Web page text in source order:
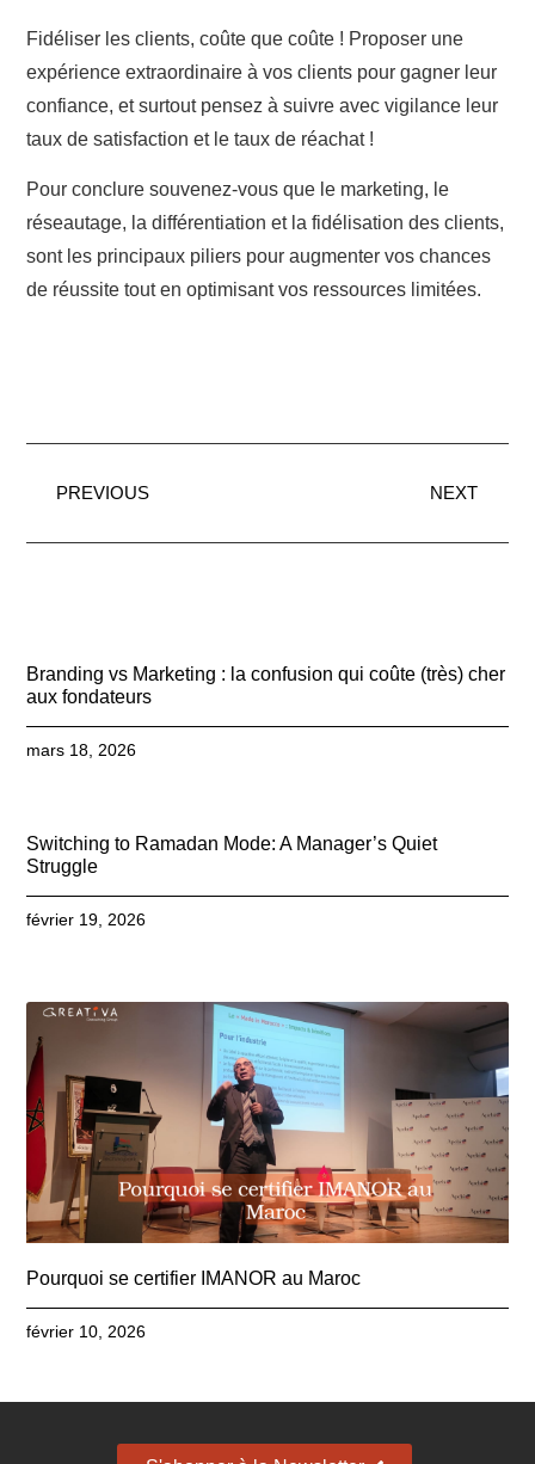
Fidéliser les clients, coûte que coûte ! Proposer une
expérience extraordinaire à vos clients pour gagner leur
confiance, et surtout pensez à suivre avec vigilance leur
taux de satisfaction et le taux de réachat !
Pour conclure souvenez-vous que le marketing, le
réseautage, la différentiation et la fidélisation des clients,
sont les principaux piliers pour augmenter vos chances
de réussite tout en optimisant vos ressources limitées.
PREVIOUS NEXT
Branding vs Marketing : la confusion qui coûte (très) cher
aux fondateurs
mars 18, 2026
Switching to Ramadan Mode: A Manager’s Quiet
Struggle
février 19, 2026
Pourquoi se certifier IMANOR au Maroc
février 10, 2026